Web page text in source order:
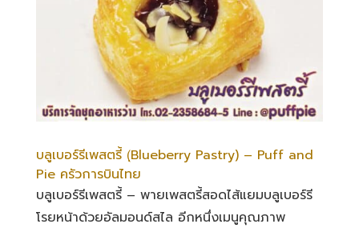
บลูเบอร์รีเพสตรี้ (ฺBlueberry Pastry) – Puff and
Pie ครัวการบินไทย
บลูเบอร์รีเพสตรี้ – พายเพสตรี้สอดไส้แยมบลูเบอร์รี
โรยหน้าด้วยอัลมอนด์สไล อีกหนึ่งเมนูคุณภาพ